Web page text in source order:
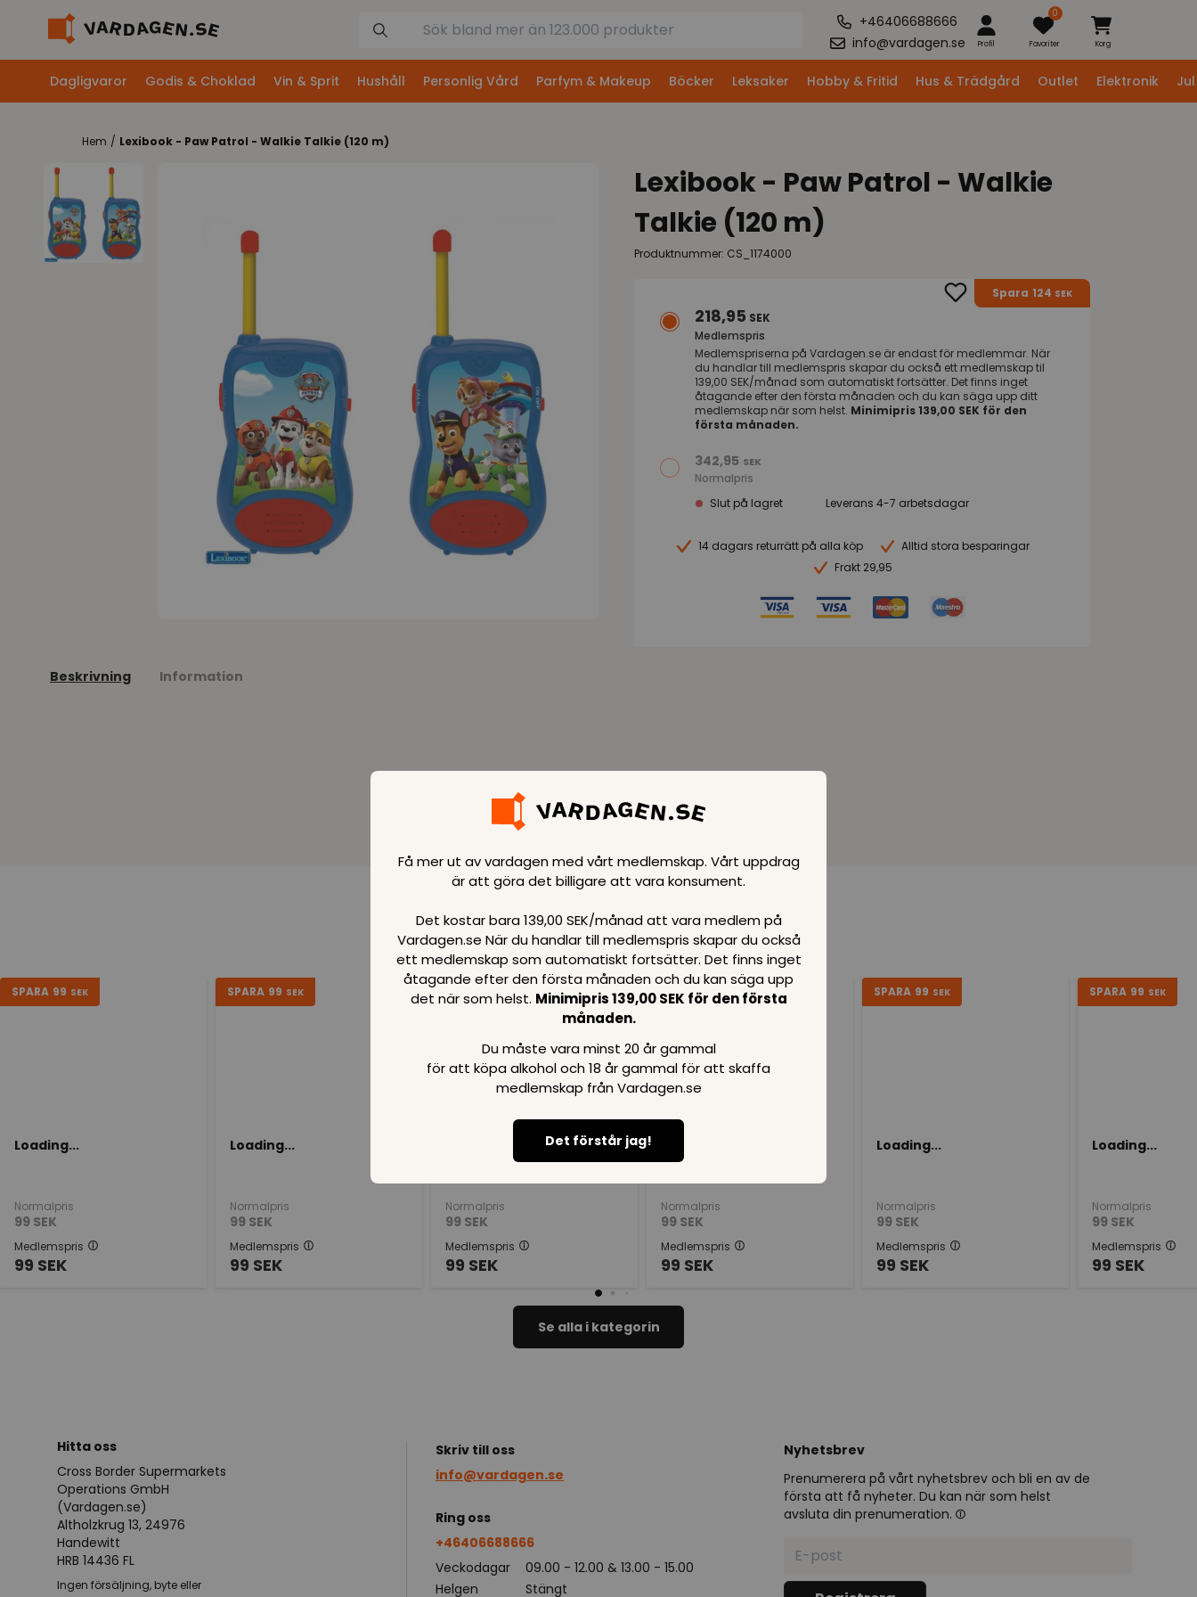
+46406688666
info@vardagen.se
Profil
0
Favoriter Korg
Dagligvaror Godis & Choklad Vin & Sprit Hushåll Personlig Vård Parfym & Makeup Böcker Leksaker Hobby & Fritid Hus & Trädgård Outlet Elektronik Jul
Få mer ut av vardagen med vårt medlemskap. Vårt uppdrag
är att göra det billigare att vara konsument.
Det kostar bara 139,00 SEK/månad att vara medlem på
Vardagen.se När du handlar till medlemspris skapar du också
ett medlemskap som automatiskt fortsätter. Det finns inget
åtagande efter den första månaden och du kan säga upp
det när som helst. Minimipris 139,00 SEK för den första
månaden.
Du måste vara minst 20 år gammal
för att köpa alkohol och 18 år gammal för att skaffa
medlemskap från Vardagen.se
Det förstår jag!
Hem / Lexibook - Paw Patrol - Walkie Talkie (120 m)
Beskrivning Information
Lexibook - Paw Patrol - Walkie
Talkie (120 m)
Produktnummer: CS_1174000
Spara 124 SEK
218,95 SEK
Medlemspris
Medlemspriserna på Vardagen.se är endast för medlemmar. När
du handlar till medlemspris skapar du också ett medlemskap til
139,00 SEK/månad som automatiskt fortsätter. Det finns inget
åtagande efter den första månaden och du kan säga upp ditt
medlemskap när som helst. Minimipris 139,00 SEK för den
första månaden.
342,95 SEK
Normalpris
Slut på lagret
Leverans 4-7 arbetsdagar
14 dagars returrätt på alla köp
Alltid stora besparingar
Frakt 29,95
Loading..
SPARA 99 SEK
Loading...
Normalpris
99 SEK
Medlemspris
99 SEK
SPARA 99 SEK
Loading...
Normalpris
99 SEK
Medlemspris
99 SEK
SPARA 99 SEK
Normalpris
99 SEK
Medlemspris
99 SEK
SPARA 99 SEK
Normalpris
99 SEK
Medlemspris
99 SEK
SPARA 99 SEK
Loading...
Normalpris
99 SEK
Medlemspris
99 SEK
SPARA 99 SEK
Loading...
Normalpris
99 SEK
Medlemspris
99 SEK
Se alla i kategorin
Hitta oss
Cross Border Supermarkets
Operations GmbH
(Vardagen.se)
Altholzkrug 13, 24976
Handewitt
HRB 14436 FL
Ingen försäljning, byte eller
Skriv till oss
info@vardagen.se
Ring oss
+46406688666
Veckodagar
09.00 - 12.00 & 13.00 - 15.00
Helgen
Stängt
Nyhetsbrev
Prenumerera på vårt nyhetsbrev och bli en av de
första att få nyheter. Du kan när som helst
avsluta din prenumeration.